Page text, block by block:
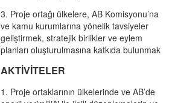
3. Proje ortağı ülkelere, AB Komisyonu’na
ve kamu kurumlarına yönelik tavsiyeler
geliştirmek, stratejik birlikler ve eylem
planları oluşturulmasına katkıda bulunmak
AKTİVİTELER
1. Proje ortaklarının ülkelerinde ve AB’de